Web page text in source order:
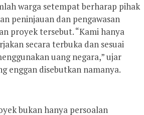
warga setempat berharap pihak
peninjauan dan pengawasan
proyek tersebut. “Kami hanya
secara terbuka dan sesuai
uang negara,” ujar
enggan disebutkan namanya.
bukan hanya persoalan